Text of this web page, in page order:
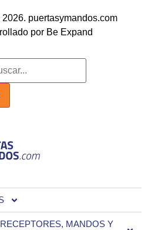
puertasymandos.com
por Be Expand
MANDOS Y